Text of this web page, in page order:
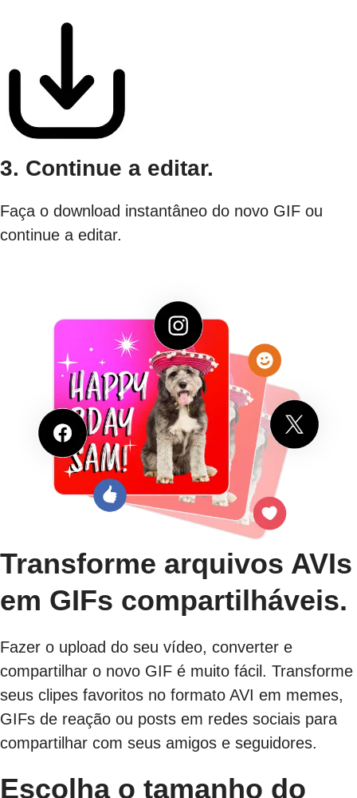
3. Continue a editar.
Faça o download instantâneo do novo GIF ou
continue a editar.
Transforme arquivos AVIs
em GIFs compartilháveis.
Fazer o upload do seu vídeo, converter e
compartilhar o novo GIF é muito fácil. Transforme
seus clipes favoritos no formato AVI em memes,
GIFs de reação ou posts em redes sociais para
compartilhar com seus amigos e seguidores.
Escolha o tamanho do